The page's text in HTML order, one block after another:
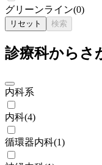
グリーンライン(0)
リセット 検索
診療科からさ
内科系
内科(4)
循環器内科(1)